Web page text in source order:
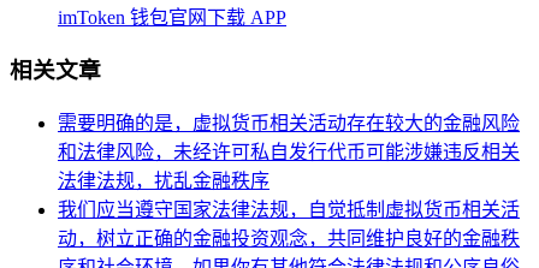
imToken 钱包官网下载 APP
相关文章
需要明确的是，虚拟货币相关活动存在较大的金融风险
和法律风险，未经许可私自发行代币可能涉嫌违反相关
法律法规，扰乱金融秩序
我们应当遵守国家法律法规，自觉抵制虚拟货币相关活
动，树立正确的金融投资观念，共同维护良好的金融秩